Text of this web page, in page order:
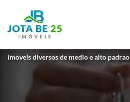
imoveis diversos de medio e alto padrao